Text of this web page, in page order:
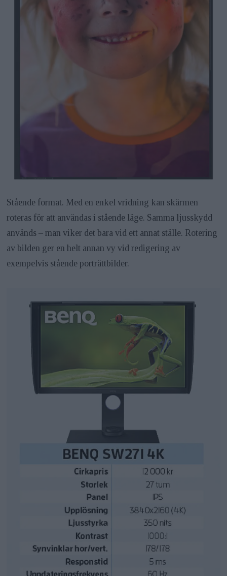
Stående format. Med en enkel vridning kan skärmen
roteras för att användas i stående läge. Samma ljusskydd
används – man viker det bara vid ett annat ställe. Rotering
av bilden ger en helt annan vy vid redigering av
exempelvis stående porträttbilder.